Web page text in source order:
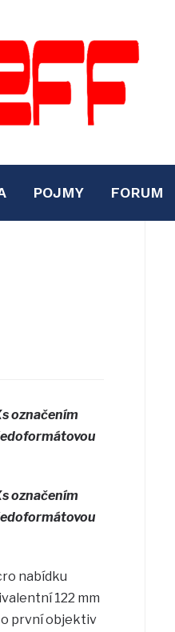
POJMY FORUM
označením
označením
nabídku
122 mm
o první objektiv